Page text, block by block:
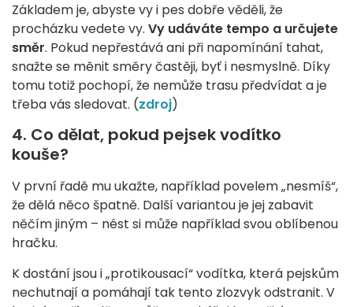
Základem je, abyste vy i pes dobře věděli, že
procházku vedete vy. Vy udáváte tempo a určujete
směr. Pokud nepřestává ani při napomínání tahat,
snažte se měnit směry častěji, byť i nesmyslně. Díky
tomu totiž pochopí, že nemůže trasu předvídat a je
třeba vás sledovat. (zdroj)
4. Co dělat, pokud pejsek vodítko
kouše?
V první řadě mu ukažte, například povelem „nesmíš“,
že dělá něco špatně. Další variantou je jej zabavit
něčím jiným – nést si může například svou oblíbenou
hračku.
K dostání jsou i „protikousací“ vodítka, která pejskům
nechutnají a pomáhají tak tento zlozvyk odstranit. V